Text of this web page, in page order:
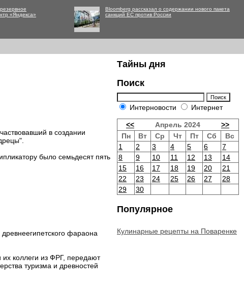
«Яндекса»
Bloomberg рассказал о содержании нового пакета
санкций ЕС против России
в создании
было семьдесят пять
фараона
коллеги из ФРГ, передают
туризма и древностей
Тайны дня
Поиск
Интерновости Интернет
<< Апрель 2024
>>
Пн
Вт Ср Чт Пт Сб
Вс
1
2 3 4 5 6
7
8
9 10 11 12 13
14
15
16 17 18 19 20
21
22
23 24 25 26 27
28
29
30
Популярное
Кулинарные рецепты на Поваренке